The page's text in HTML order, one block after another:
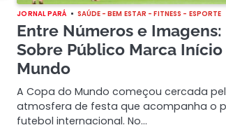
JORNAL PARÁ SAÚDE - BEM ESTAR - FITNESS - ESPORTE
Entre Números e
Sobre Público Marca
Mundo
A Copa do Mundo começou cercada
atmosfera de festa que acompanha o
futebol internacional. No…